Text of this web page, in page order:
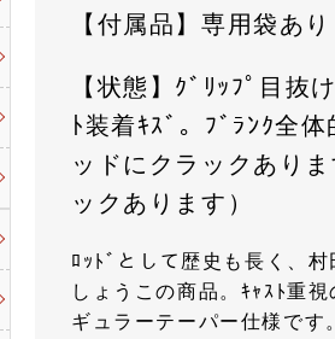
【付属品】専用袋あり
【状態】ｸﾞﾘｯﾌﾟ目抜
ﾄ装着ｷｽﾞ。ﾌﾞﾗﾝｸ全
ッドにクラックあり
ックあります）
ﾛｯﾄﾞとして歴史も長く、
しょうこの商品。ｷｬｽﾄ重
ギュラーテーパー仕様です